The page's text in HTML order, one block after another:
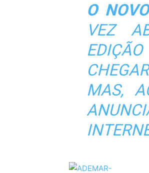
O
VEZ
MAS,